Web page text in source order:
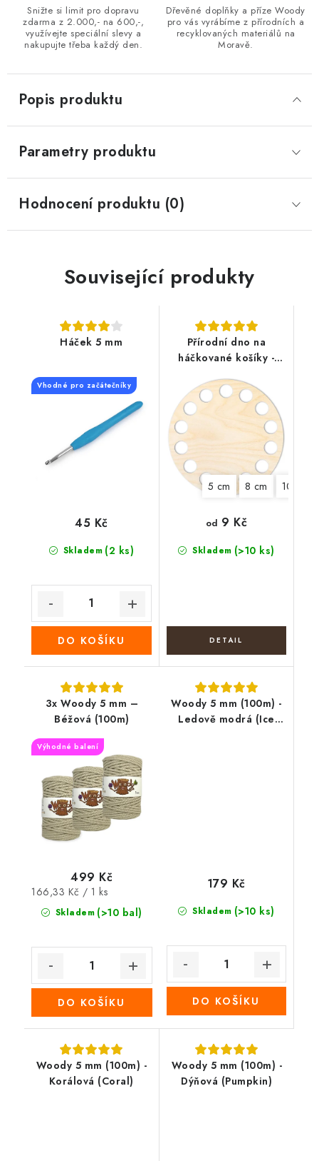
Snižte si limit pro dopravu
zdarma z 2.000,- na 600,-,
využívejte speciální slevy a
nakupujte třeba každý den.
Dřevěné doplňky a příze Woody
pro vás vyrábíme z přírodních a
recyklovaných materiálů na
Moravě.
Popis produktu
Parametry produktu
Hodnocení produktu (0)
Související produkty
Háček 5 mm
Vhodné pro začátečníky
Skladem (2 ks)
45 Kč
DO KOŠÍKU
Přírodní dno na
háčkované košíky -
5 cm 8 cm 10 cm
Skladem (>10 ks)
od 9 Kč
3x Woody 5 mm –
Béžová (100m)
Výhodné balení
Skladem (>10 bal)
499 Kč
Měrná
cena:
166,33 Kč / 1 ks
DO KOŠÍKU
Woody 5 mm (100m) -
Ledově modrá (Ice
Skladem (>10 ks)
179 Kč
DO KOŠÍKU
Woody 5 mm (100m) -
Korálová (Coral)
Woody 5 mm (100m) -
Dýňová (Pumpkin)